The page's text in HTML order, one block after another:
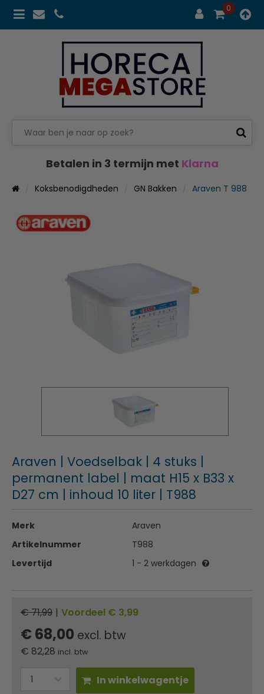
0
Betalen in 3 termijn met Klarna
Koksbenodigdheden GN Bakken Araven T 988
Araven | Voedselbak | 4 stuks |
permanent label | maat H15 x B33 x
D27 cm | inhoud 10 liter | T988
Merk
Araven
Artikelnummer
T988
Levertijd
1 - 2 werkdagen
€ 71,99 | Voordeel € 3,99
€ 68,00 excl. btw
€ 82,28 incl. btw
In winkelwagentje